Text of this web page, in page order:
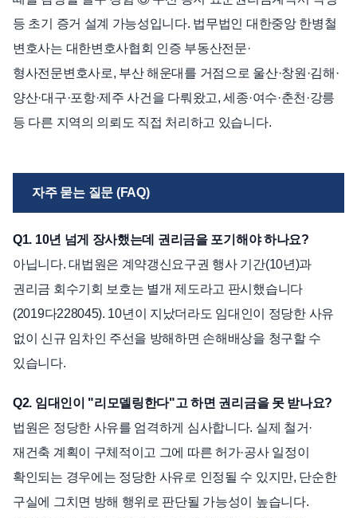
등 초기 증거 설계 가능성입니다. 법무법인 대한중앙 한병철
변호사는 대한변호사협회 인증 부동산전문·
형사전문변호사로, 부산 해운대를 거점으로 울산·창원·김해·
양산·대구·포항·제주 사건을 다뤄왔고, 세종·여수·춘천·강릉
등 다른 지역의 의뢰도 직접 처리하고 있습니다.
자주 묻는 질문 (FAQ)
Q1. 10년 넘게 장사했는데 권리금을 포기해야 하나요?
아닙니다. 대법원은 계약갱신요구권 행사 기간(10년)과
권리금 회수기회 보호는 별개 제도라고 판시했습니다
(2019다228045). 10년이 지났더라도 임대인이 정당한 사유
없이 신규 임차인 주선을 방해하면 손해배상을 청구할 수
있습니다.
Q2. 임대인이 "리모델링한다"고 하면 권리금을 못 받나요?
법원은 정당한 사유를 엄격하게 심사합니다. 실제 철거·
재건축 계획이 구체적이고 그에 따른 허가·공사 일정이
확인되는 경우에는 정당한 사유로 인정될 수 있지만, 단순한
구실에 그치면 방해 행위로 판단될 가능성이 높습니다.